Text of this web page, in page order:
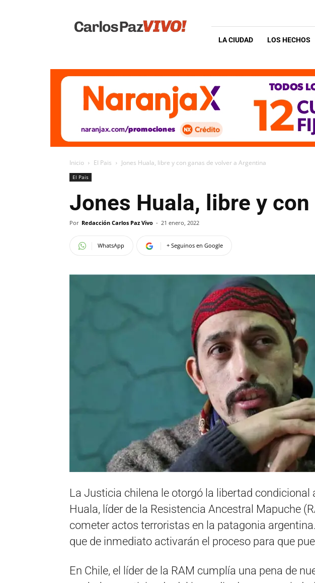
Vivo
LA CIUDAD LOS HECHOS
Inicio El Pais Jones Huala, libre y con ganas de volver a Argentina
El Pais
Jones Huala, libre y
Por Redacción Carlos Paz Vivo - 21 enero, 2022
WhatsApp + Seguinos en Google
La Justicia chilena le otorgó la libertad condicional
Huala, líder de la Resistencia Ancestral Mapuche
cometer actos terroristas en la patagonia
que de inmediato activarán el proceso para que
En Chile, el líder de la RAM cumplía una pena de